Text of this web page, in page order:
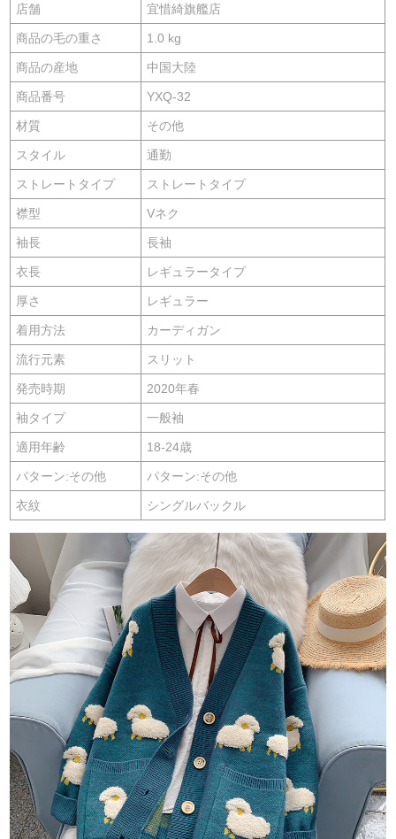
店舗 宜惜綺旗艦店
商品の毛の重さ 1.0 kg
商品の産地 中国大陸
商品番号 YXQ-32
材質 その他
スタイル 通勤
ストレートタイプ ストレートタイプ
襟型 Vネク
袖長 長袖
衣長 レギュラータイプ
厚さ レギュラー
着用方法 カーディガン
流行元素 スリット
発売時期 2020年春
袖タイプ 一般袖
適用年齢 18-24歳
パターン:その他 パターン:その他
衣紋 シングルバックル